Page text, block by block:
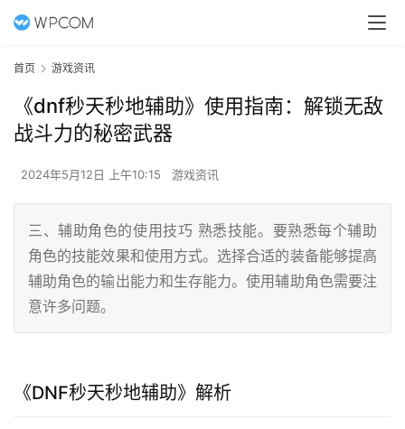
首页 游戏资讯
《dnf秒天秒地辅助》使用指南：解锁无敌
战斗力的秘密武器
2024年5月12日 上午10:15 游戏资讯
三、辅助角色的使用技巧 熟悉技能。要熟悉每个辅助
角色的技能效果和使用方式。选择合适的装备能够提高
辅助角色的输出能力和生存能力。使用辅助角色需要注
意许多问题。
《DNF秒天秒地辅助》解析